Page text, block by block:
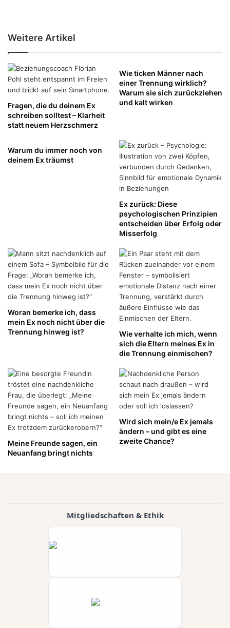
Weitere Artikel
Fragen, die du deinem Ex
schreiben solltest – Klarheit
statt neuem Herzschmerz
Wie ticken Männer nach
einer Trennung wirklich?
Warum sie sich zurückziehen
und kalt wirken
Warum du immer noch von
deinem Ex träumst
Ex zurück: Diese
psychologischen Prinzipien
entscheiden über Erfolg oder
Misserfolg
Woran bemerke ich, dass
mein Ex noch nicht über die
Trennung hinweg ist?
Wie verhalte ich mich, wenn
sich die Eltern meines Ex in
die Trennung einmischen?
Meine Freunde sagen, ein
Neuanfang bringt nichts
Wird sich mein/e Ex jemals
ändern – und gibt es eine
zweite Chance?
Mitgliedschaften & Ethik